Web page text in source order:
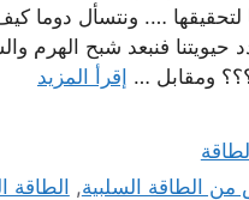
لتحقيقها …. ونتسأل دوما
حيويتنا فنبعد شبح الهرم
ومقابل … إقرأ المزيد
من الطاقة السلبية, الطاقة